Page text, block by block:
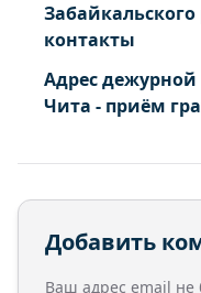
контакты
Адрес
Чита - приём
Добавить
Ваш адрес email не